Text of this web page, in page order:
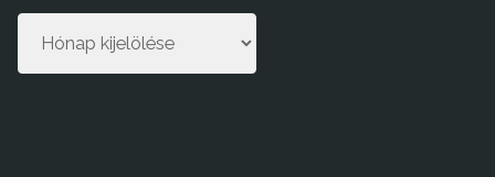
bejegyzések